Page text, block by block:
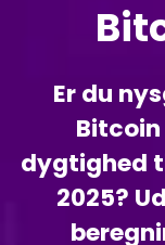
Er du
Bitcoin
dygtighed
2025?